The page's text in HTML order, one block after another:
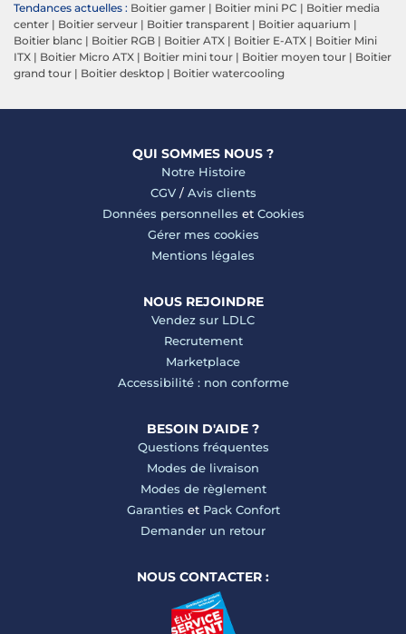
Tendances actuelles : Boitier gamer | Boitier mini PC | Boitier media
center | Boitier serveur | Boitier transparent | Boitier aquarium |
Boitier blanc | Boitier RGB | Boitier ATX | Boitier E-ATX | Boitier Mini
ITX | Boitier Micro ATX | Boitier mini tour | Boitier moyen tour | Boitier
grand tour | Boitier desktop | Boitier watercooling
QUI SOMMES NOUS ?
Notre Histoire
CGV/ Avis clients
Données personnelles et Cookies
Gérer mes cookies
Mentions légales
NOUS REJOINDRE
Vendez sur LDLC
Recrutement
Marketplace
Accessibilité : non conforme
BESOIN D'AIDE ?
Questions fréquentes
Modes de livraison
Modes de règlement
Garanties et Pack Confort
Demander un retour
NOUS CONTACTER :